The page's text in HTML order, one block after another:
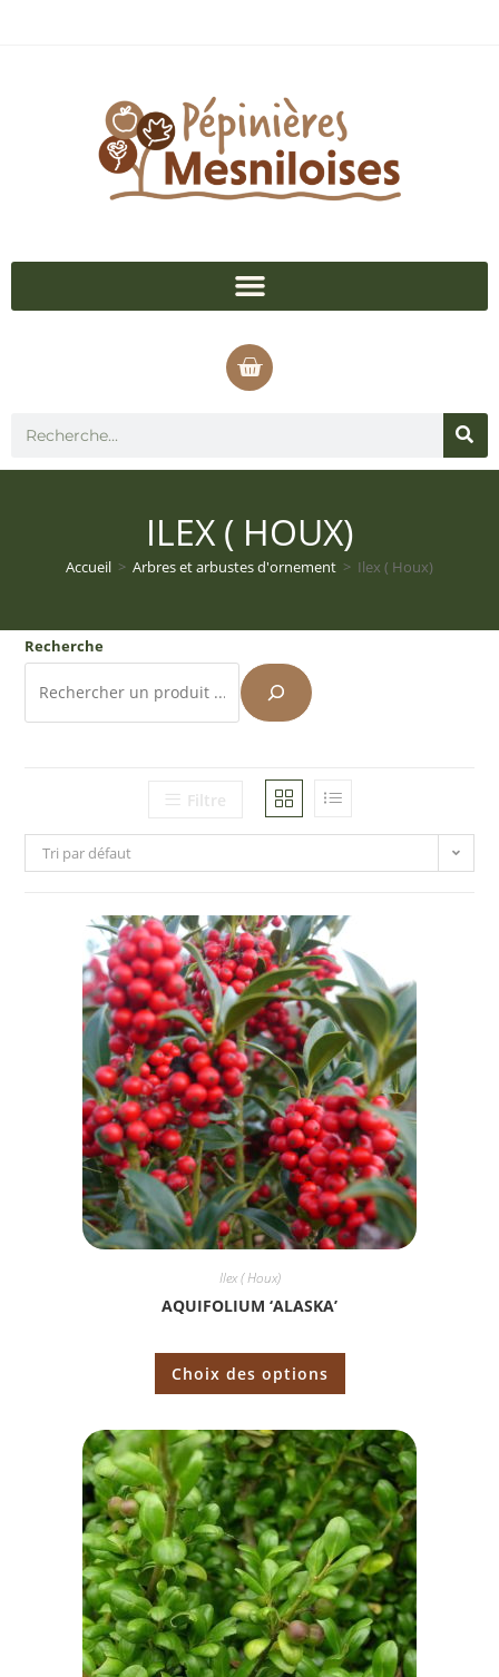
ILEX ( HOUX)
Accueil > Arbres et arbustes d'ornement > Ilex ( Houx)
Recherche
Filtre
Tri par défaut
Ilex ( Houx)
AQUIFOLIUM ‘ALASKA’
Choix des options